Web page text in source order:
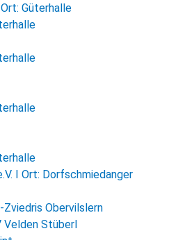
Güterhalle
I Ort: Dorfschmiedanger
Obervilslern
Velden Stüberl